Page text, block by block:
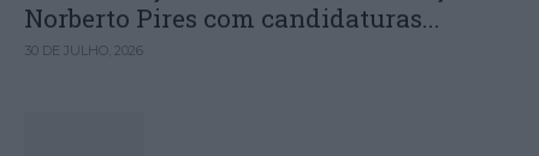
Norberto Pires com candidaturas...
30 DE JULHO, 2026